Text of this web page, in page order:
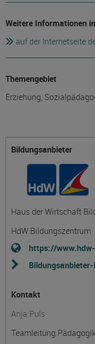
Weitere Informationen
auf der Internetseite
Themengebiet
Erziehung,
Bildungsanbieter
Haus der Wirtschaft
HdW Bildungszentrum
https://
Kontakt
Anja Puls
Teamleitung